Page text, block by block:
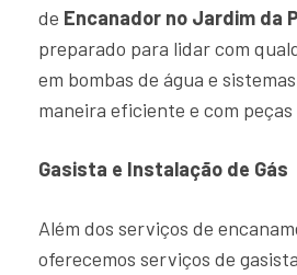
de Encanador no Jardim da
preparado para lidar com
em bombas de água e
maneira eficiente e com
Gasista e Instalação de Gás
Além dos serviços de
oferecemos serviços de